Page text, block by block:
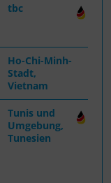
tbc
Ho-Chi-Minh-
Stadt,
Vietnam
Tunis und
Umgebung,
Tunesien